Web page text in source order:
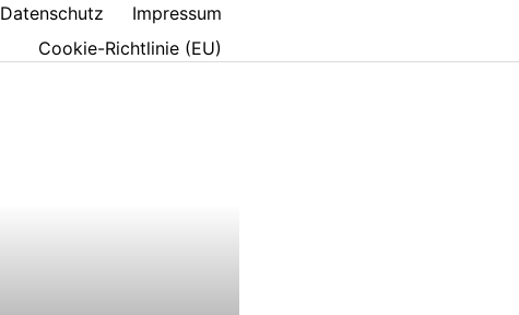
Datenschutz
Impressum
Cookie-Richtlinie (EU)